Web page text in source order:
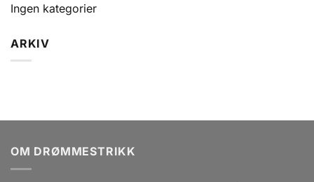
Ingen kategorier
ARKIV
OM DRØMMESTRIKK